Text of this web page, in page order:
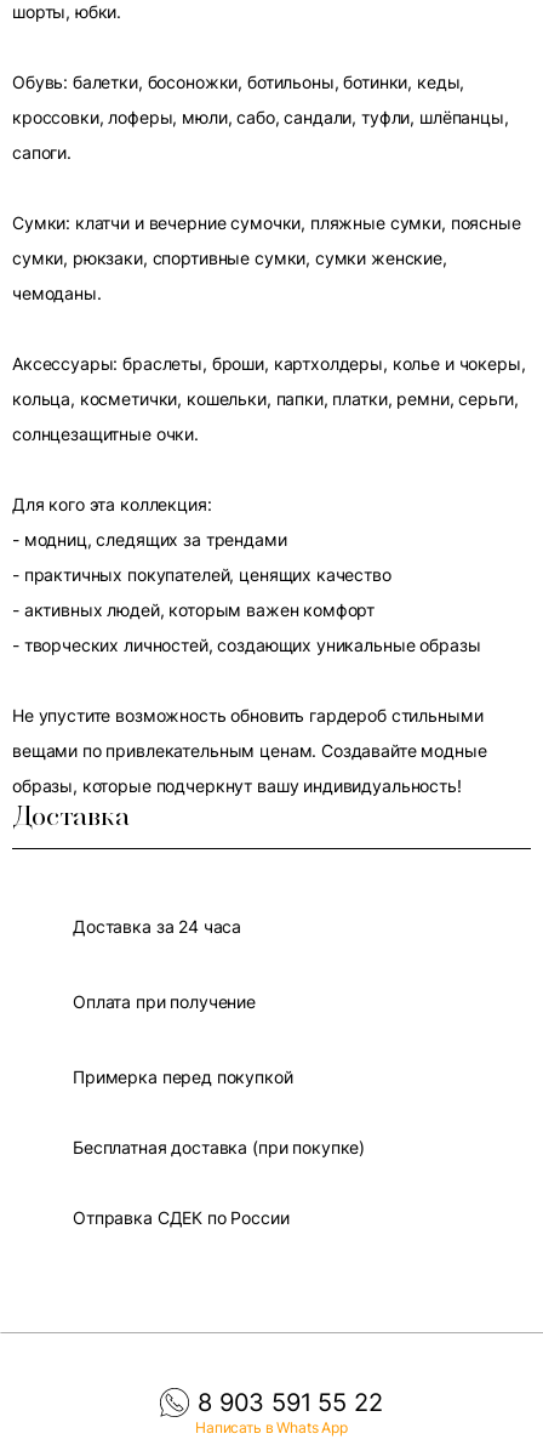
шорты, юбки.
Обувь: балетки, босоножки, ботильоны, ботинки, кеды,
кроссовки, лоферы, мюли, сабо, сандали, туфли, шлёпанцы,
сапоги.
Сумки: клатчи и вечерние сумочки, пляжные сумки, поясные
сумки, рюкзаки, спортивные сумки, сумки женские,
чемоданы.
Аксессуары: браслеты, броши, картхолдеры, колье и чокеры,
кольца, косметички, кошельки, папки, платки, ремни, серьги,
солнцезащитные очки.
Для кого эта коллекция:
- модниц, следящих за трендами
- практичных покупателей, ценящих качество
- активных людей, которым важен комфорт
- творческих личностей, создающих уникальные образы
Не упустите возможность обновить гардероб стильными
вещами по привлекательным ценам. Создавайте модные
образы, которые подчеркнут вашу индивидуальность!
Доставка
Доставка за 24 часа
Оплата при получение
Примерка перед покупкой
Бесплатная доставка (при покупке)
Отправка СДЕК по России
8 903 591 55 22
Написать в Whats App